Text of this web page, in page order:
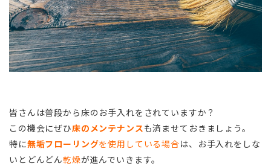
皆さんは普段から床のお手入れをされていますか？
この機会にぜひ床のメンテナンスも済ませておきましょう。
特に無垢フローリングを使用している場合は、お手入れをしな
いとどんどん乾燥が進んでいきます。